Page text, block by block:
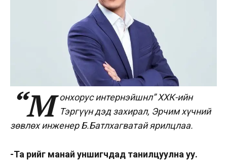
“М онхорус интернэйшнл” ХХК-ийн
Тэргүүн дэд захирал, Эрчим хүчний
зөвлөх инженер Б.Батлхагватай ярилцлаа.
-Та өөрийгөө манай уншигчдад танилцуулна уу.